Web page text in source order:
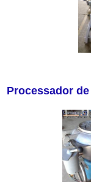
Processador